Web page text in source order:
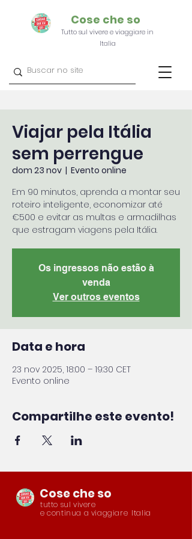
Cose che so
Tutto sul vivere e viaggiare in
Italia
Viajar pela Itália
sem perrengue
dom 23 nov
  |
Evento online
Em 90 minutos, aprenda a montar seu
roteiro inteligente, economizar até
€500 e evitar as multas e armadilhas
que estragam viagens pela Itália.
Os ingressos não estão à
venda
Ver outros eventos
Data e hora
23 nov 2025, 18:00 – 19:30 CET
Evento online
Compartilhe este evento!
Cose che so
tutto sul vivere
e continua a viaggiare Italia